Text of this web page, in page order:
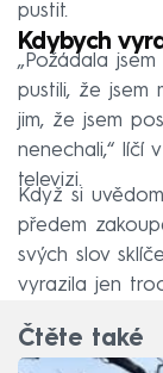
pustit.
Kdybych
„Požádala
pustili, že jsem
jim, že jsem
nenechali,“ líčí
televizi.
Když si
předem
svých slov
vyrazila jen
Čtěte také